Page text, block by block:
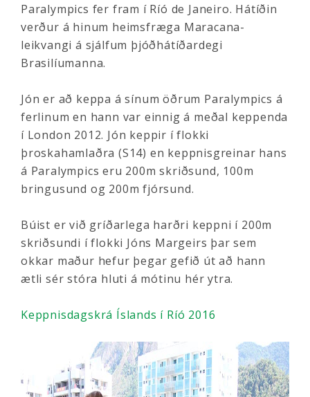
Paralympics fer fram í Ríó de Janeiro. Hátíðin
verður á hinum heimsfræga Maracana-
leikvangi á sjálfum þjóðhátíðardegi
Brasilíumanna.
Jón er að keppa á sínum öðrum Paralympics á
ferlinum en hann var einnig á meðal keppenda
í London 2012. Jón keppir í flokki
þroskahamlaðra (S14) en keppnisgreinar hans
á Paralympics eru 200m skriðsund, 100m
bringusund og 200m fjórsund.
Búist er við gríðarlega harðri keppni í 200m
skriðsundi í flokki Jóns Margeirs þar sem
okkar maður hefur þegar gefið út að hann
ætli sér stóra hluti á mótinu hér ytra.
Keppnisdagskrá Íslands í Ríó 2016